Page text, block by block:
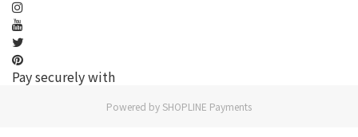
Pay securely with
Powered by SHOPLINE Payments